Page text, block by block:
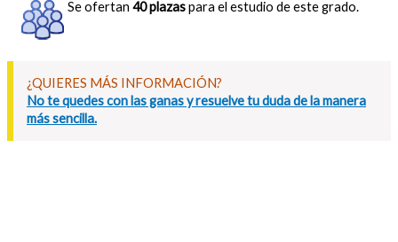
Se ofertan 40 plazaspara el estudio de este grado.
¿QUIERES MÁS INFORMACIÓN?
No te quedes con las ganas y resuelve tu duda de la manera
más sencilla.